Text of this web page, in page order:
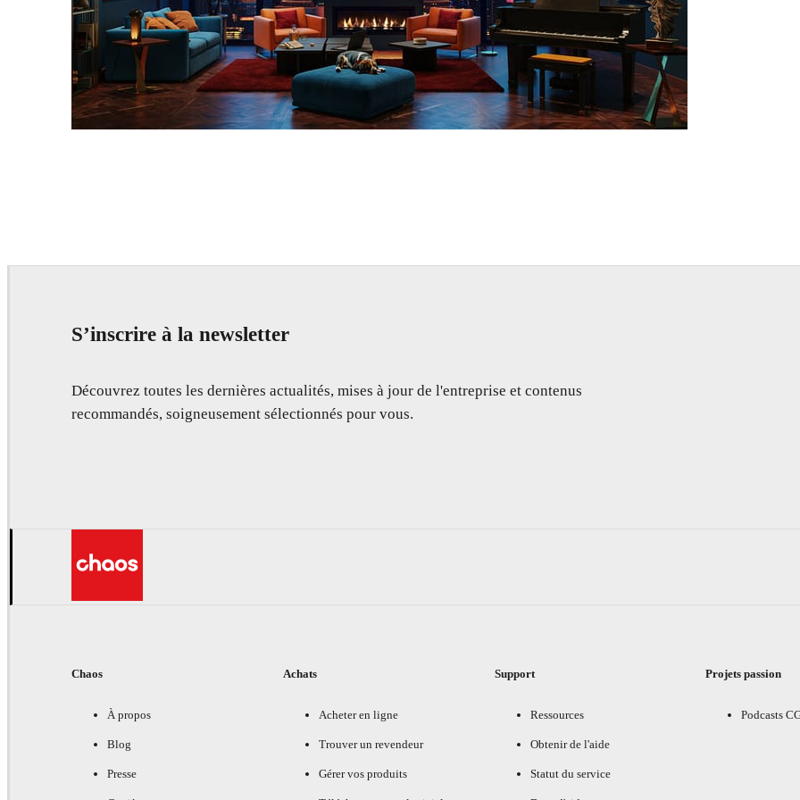
S’inscrire à la newsletter
Découvrez toutes les dernières actualités, mises à jour de l'entreprise et contenus
recommandés, soigneusement sélectionnés pour vous.
Chaos
À propos
Blog
Presse
Achats
Acheter en ligne
Trouver un revendeur
Gérer vos produits
Support
Ressources
Obtenir de l'aide
Statut du service
Projets passion
Podcasts